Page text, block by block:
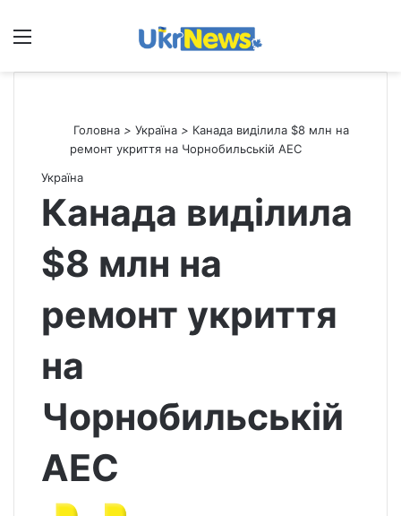
Меню
Головна > Україна > Канада виділила $8 млн на
ремонт укриття на Чорнобильській АЕС
Україна
Канада виділила
$8 млн на
ремонт укриття
на
Чорнобильській
АЕС